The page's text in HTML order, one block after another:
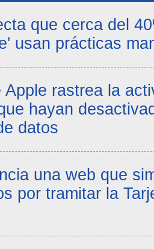
que cerca del
usan prácticas
Apple rastrea la
hayan
datos
una web que
por tramitar la